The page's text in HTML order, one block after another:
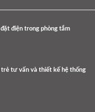
điện trong phòng tắm
tư vấn và thiết kế hệ thống